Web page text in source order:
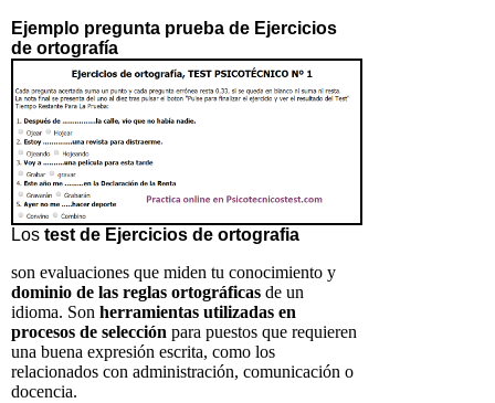
Ejemplo pregunta prueba de Ejercicios
de ortografía
Los test de Ejercicios de ortografia
son evaluaciones que miden tu conocimiento y
dominio de las reglas ortográficas de un
idioma. Son herramientas utilizadas en
procesos de selección para puestos que requieren
una buena expresión escrita, como los
relacionados con administración, comunicación o
docencia.